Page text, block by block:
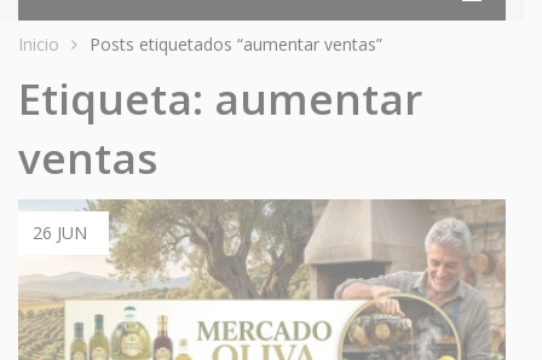
Inicio Posts etiquetados “aumentar ventas”
Etiqueta: aumentar
ventas
26 JUN